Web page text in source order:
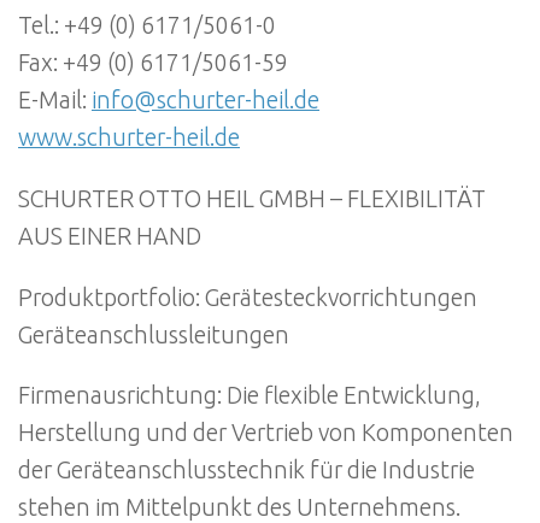
Tel.: +49 (0) 6171/5061-0
Fax: +49 (0) 6171/5061-59
E-Mail: info@schurter-heil.de
www.schurter-heil.de
SCHURTER OTTO HEIL GMBH – FLEXIBILITÄT
AUS EINER HAND
Produktportfolio: Gerätesteckvorrichtungen
Geräteanschlussleitungen
Firmenausrichtung: Die flexible Entwicklung,
Herstellung und der Vertrieb von Komponenten
der Geräteanschlusstechnik für die Industrie
stehen im Mittelpunkt des Unternehmens.